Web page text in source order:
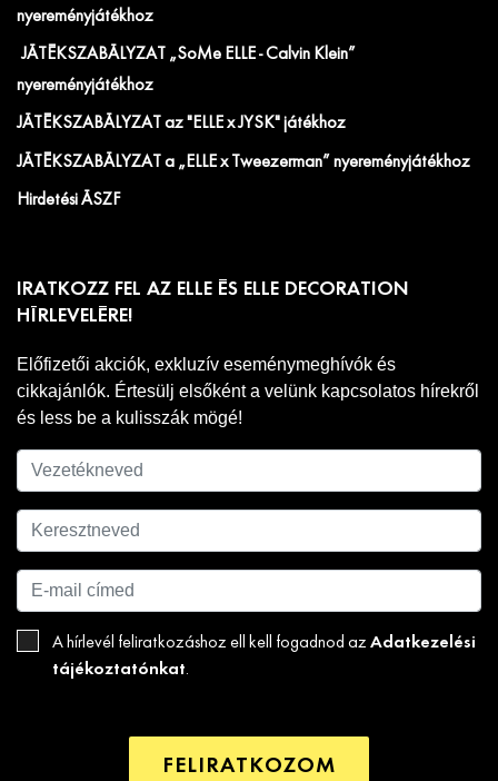
nyereményjátékhoz
JÁTÉKSZABÁLYZAT „SoMe ELLE - Calvin Klein”
nyereményjátékhoz
JÁTÉKSZABÁLYZAT az "ELLE x JYSK" játékhoz
JÁTÉKSZABÁLYZAT a „ELLE x Tweezerman” nyereményjátékhoz
Hirdetési ÁSZF
IRATKOZZ FEL AZ ELLE ÉS ELLE DECORATION
HÍRLEVELÉRE!
Előfizetői akciók, exkluzív eseménymeghívók és
cikkajánlók. Értesülj elsőként a velünk kapcsolatos hírekről
és less be a kulisszák mögé!
A hírlevél feliratkozáshoz ell kell fogadnod az Adatkezelési
tájékoztatónkat.
FELIRATKOZOM